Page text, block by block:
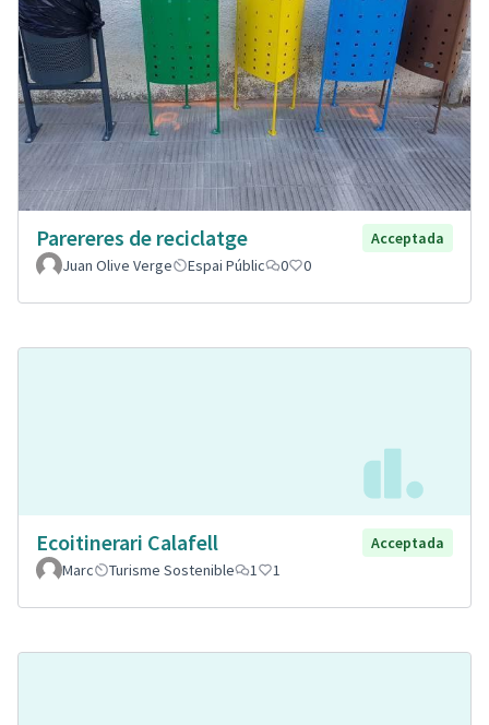
Parereres de reciclatge
Acceptada
Juan Olive Verge
Espai Públic 0 0
Ecoitinerari Calafell
Acceptada
Marc
Turisme Sostenible 1 1